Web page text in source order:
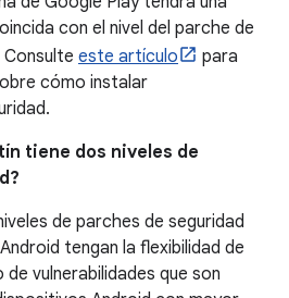
con el nivel del parche de
este artículo
para
cómo instalar
tiene dos niveles de
de parches de seguridad
tengan la flexibilidad de
vulnerabilidades que son